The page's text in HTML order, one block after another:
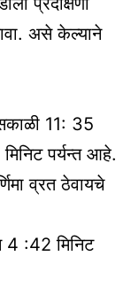
असे केल्याने
11: 35
पर्यन्त आहे.
व्रत ठेवायचे
4 :42 मिनिट